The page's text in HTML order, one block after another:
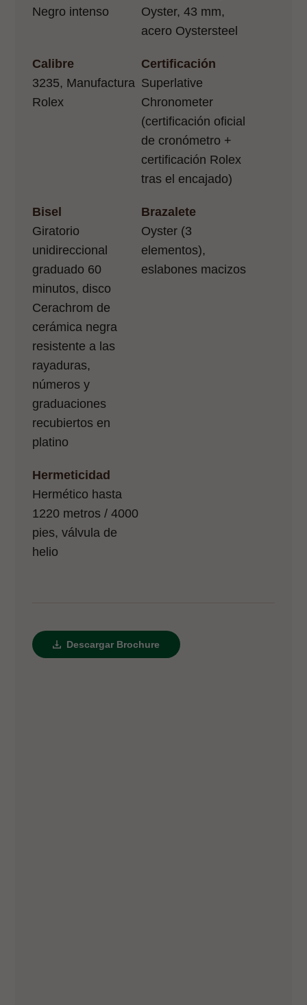
Negro intenso
Oyster, 43 mm,
acero Oystersteel
Calibre
3235, Manufactura
Rolex
Certificación
Superlative
Chronometer
(certificación oficial
de cronómetro +
certificación Rolex
tras el encajado)
Bisel
Giratorio
unidireccional
graduado 60
minutos, disco
Cerachrom de
cerámica negra
resistente a las
rayaduras,
números y
graduaciones
recubiertos en
platino
Brazalete
Oyster (3
elementos),
eslabones macizos
Hermeticidad
Hermético hasta
1220 metros / 4000
pies, válvula de
helio
Descargar Brochure